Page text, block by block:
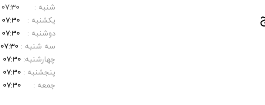
شنبه : 07:30 - 19:00
یکشنبه : 07:30 - 19:00
دوشنبه : 07:30 - 19:00
سه شنبه : 07:30 - 19:00
چهارشنبه: 07:30 - 19:00
پنجشنبه : 07:30 - 19:00
جمعه : 07:30 - 19:00